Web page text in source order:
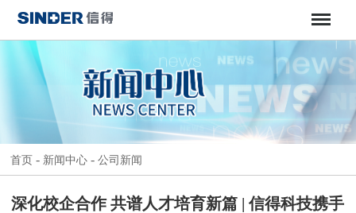
首页 - 新闻中心 -公司新闻
深化校企合作 共谱人才培育新篇 | 信得科技携手